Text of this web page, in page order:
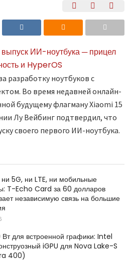
разработку ноутбуков с
Во время недавней онлайн-
будущему флагману Xiaomi 15
Лу Вейбинг подтвердил, что
своего первого ИИ-ноутбука.
5G, ни LTE, ни мобильные
T-Echo Card за 60 долларов
независимую связь на большие
для встроенной графики: Intel
iGPU для Nova Lake-S
400)